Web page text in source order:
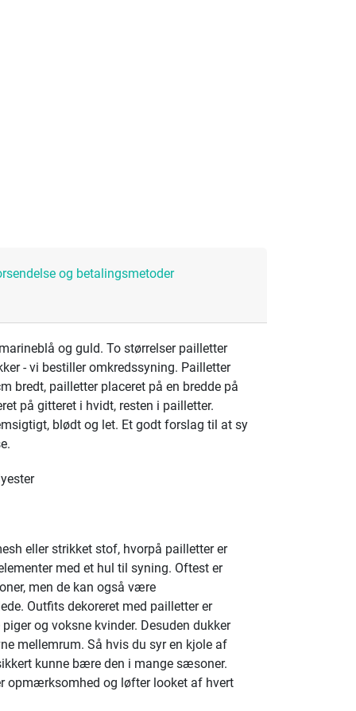
og betalingsmetoder
og guld. To størrelser pailletter
- vi bestiller omkredssyning. Pailletter
bredt, pailletter placeret på en bredde på
på gitteret i hvidt, resten i pailletter.
blødt og let. Et godt forslag til at sy
eller strikket stof, hvorpå pailletter er
med et hul til syning. Oftest er
men de kan også være
Outfits dekoreret med pailletter er
og voksne kvinder. Desuden dukker
mellemrum. Så hvis du syr en kjole af
kunne bære den i mange sæsoner.
opmærksomhed og løfter looket af hvert